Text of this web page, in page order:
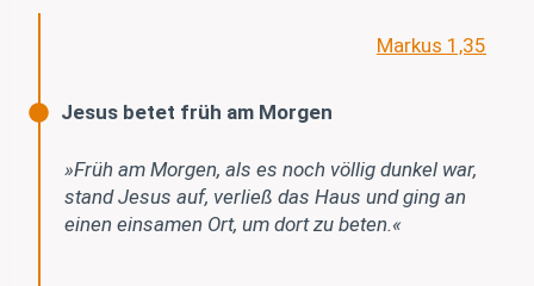
Markus 1,35
Jesus betet früh am Morgen
»Früh am Morgen, als es noch völlig dunkel war,
stand Jesus auf, verließ das Haus und ging an
einen einsamen Ort, um dort zu beten.«